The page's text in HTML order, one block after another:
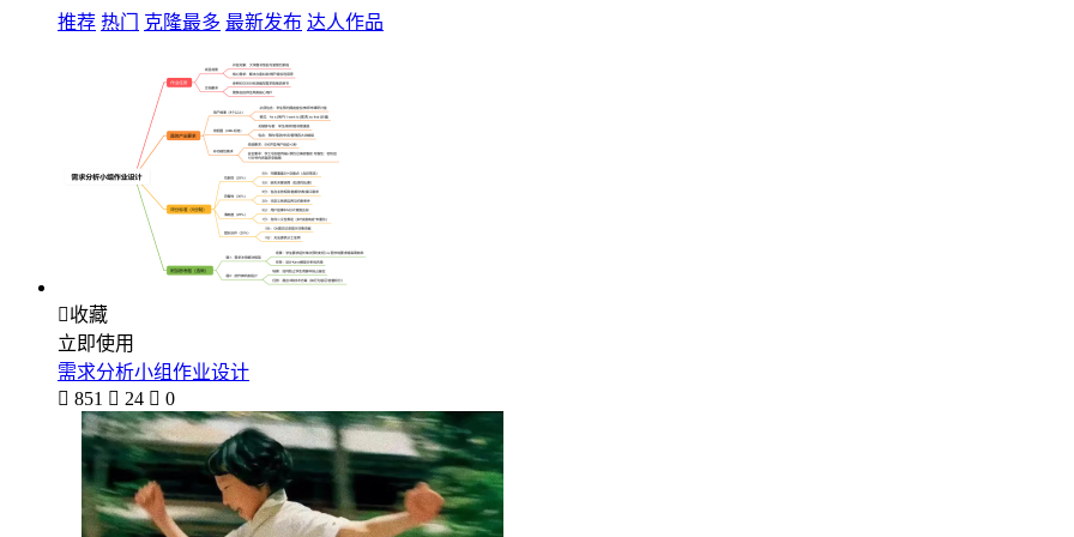
推荐 热门 克隆最多 最新发布 达人作品
收藏
立即使用
需求分析小组作业设计
 851  24  0